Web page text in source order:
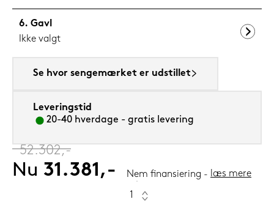
Gavl
Ikke valgt
Se hvor sengemærket er udstillet
Leveringstid
20-40 hverdage - gratis levering
‎52.302,-
Nu 31.381,- Nem finansiering læs mere